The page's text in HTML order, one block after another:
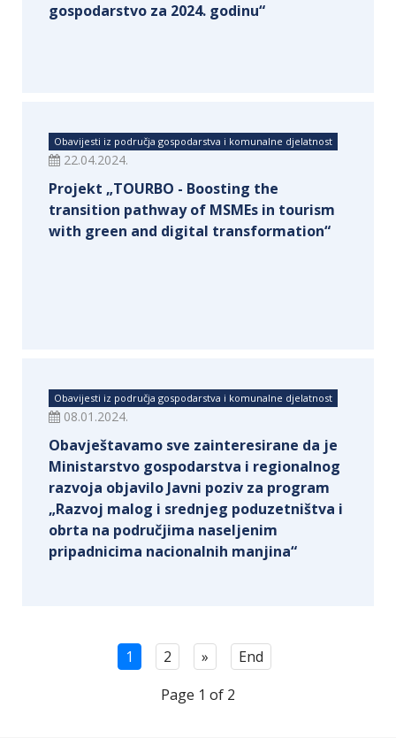
gospodarstvo za 2024. godinu“
Obavijesti iz područja gospodarstva i komunalne djelatnost
22.04.2024.
Projekt „TOURBO - Boosting the
transition pathway of MSMEs in tourism
with green and digital transformation“
Obavijesti iz područja gospodarstva i komunalne djelatnost
08.01.2024.
Obavještavamo sve zainteresirane da je
Ministarstvo gospodarstva i regionalnog
razvoja objavilo Javni poziv za program
„Razvoj malog i srednjeg poduzetništva i
obrta na područjima naseljenim
pripadnicima nacionalnih manjina“
1 2 »
End
Page 1 of 2